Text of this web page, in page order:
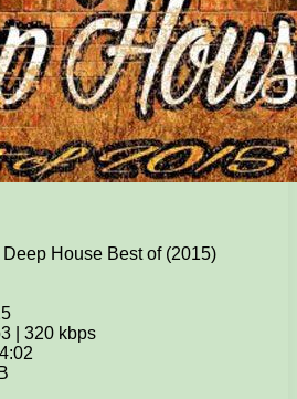
House Best of (2015)
| 320 kbps